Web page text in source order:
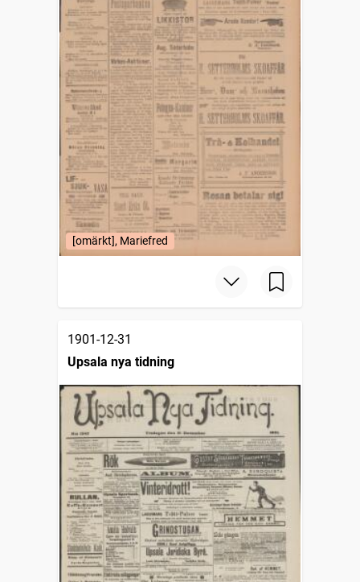
[omärkt], Mariefred
1901-12-31
Upsala nya tidning